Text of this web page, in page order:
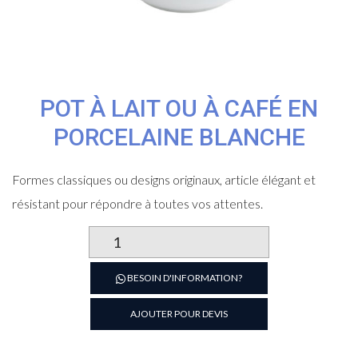
POT À LAIT OU À CAFÉ EN
PORCELAINE BLANCHE
Formes classiques ou designs originaux, article élégant et
résistant pour répondre à toutes vos attentes.
de
Pot
à
lait
ou
BESOIN D'INFORMATION?
AJOUTER POUR DEVIS